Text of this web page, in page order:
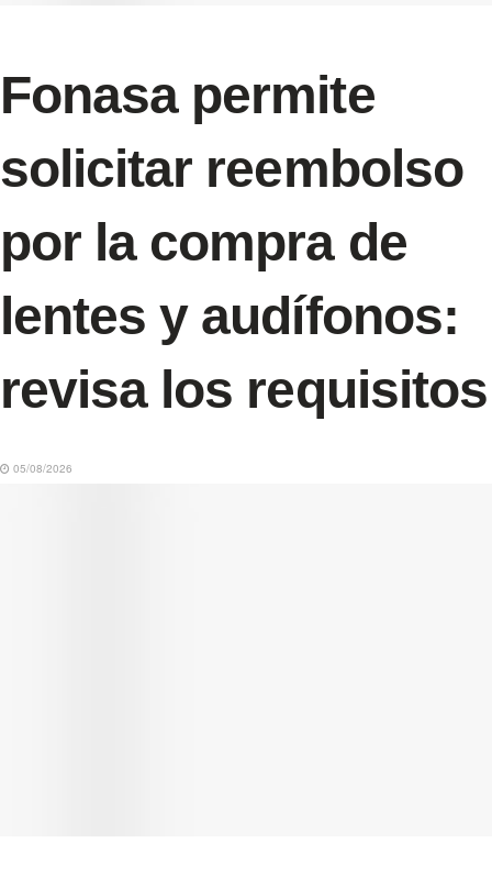
Fonasa permite
solicitar reembolso
por la compra de
lentes y audífonos:
revisa los requisitos
05/08/2026